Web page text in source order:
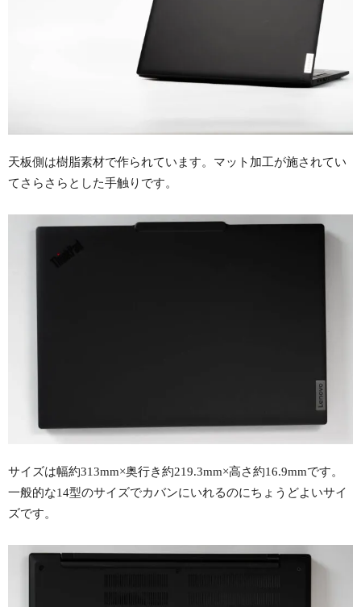
天板側は樹脂素材で作られています。マット加工が施されてい
てさらさらとした手触りです。
サイズは幅約313mm×奥行き約219.3mm×高さ約16.9mmです。
一般的な14型のサイズでカバンにいれるのにちょうどよいサイ
ズです。